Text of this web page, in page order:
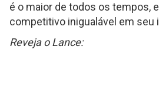
é o maior de todos os tempos,
competitivo inigualável em seu
Reveja o Lance: